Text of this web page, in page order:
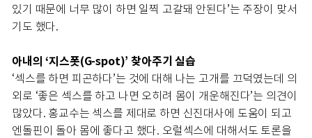
있기 때문에 너무 많이 하면 일찍 고갈돼 안된다’는 주장이 맞서
기도 했다.
아내의 ‘지스폿(G-spot)’ 찾아주기 실습
‘섹스를 하면 피곤하다’는 것에 대해 나는 고개를 끄덕였는데 의
외로 ‘좋은 섹스를 하고 나면 오히려 몸이 개운해진다’는 의견이
많았다. 홍교수는 섹스를 제대로 하면 신진대사에 도움이 되고
엔돌핀이 돌아 몸에 좋다고 했다. 오럴섹스에 대해서도 토론을